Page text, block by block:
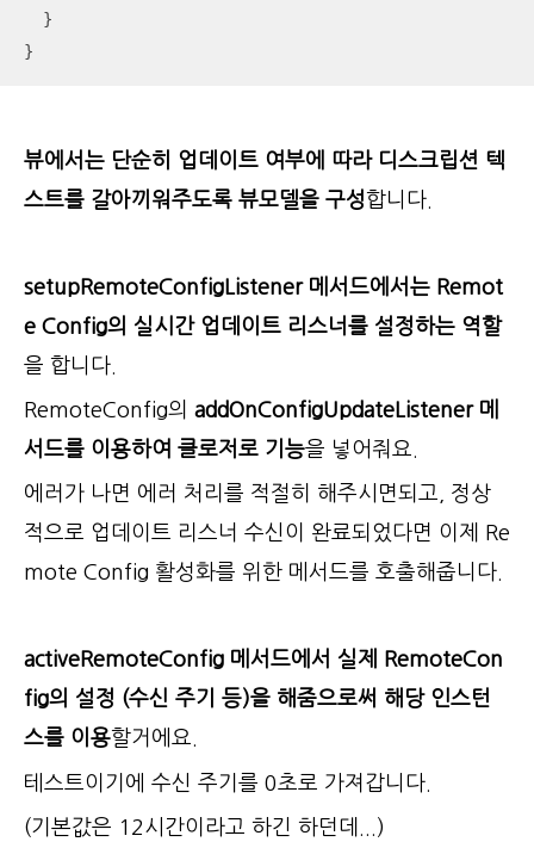
  }
}
뷰에서는 단순히 업데이트 여부에 따라 디스크립션 텍
스트를 갈아끼워주도록 뷰모델을 구성합니다.
setupRemoteConfigListener 메서드에서는 Remot
e Config의 실시간 업데이트 리스너를 설정하는 역할
을 합니다.
RemoteConfig의 addOnConfigUpdateListener 메
서드를 이용하여 클로저로 기능을 넣어줘요.
에러가 나면 에러 처리를 적절히 해주시면되고, 정상
적으로 업데이트 리스너 수신이 완료되었다면 이제 Re
mote Config 활성화를 위한 메서드를 호출해줍니다.
activeRemoteConfig 메서드에서 실제 RemoteCon
fig의 설정 (수신 주기 등)을 해줌으로써 해당 인스턴
스를 이용할거에요.
테스트이기에 수신 주기를 0초로 가져갑니다.
(기본값은 12시간이라고 하긴 하던데...)